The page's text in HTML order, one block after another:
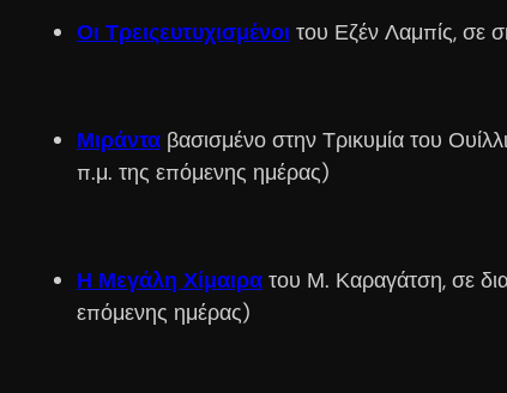
Οι Τρειςευτυχισμένοι του Εζέν Λαμπίς, σε
Μιράντα βασισμένο στην Τρικυμία του
π.μ. της επόμενης ημέρας)
Η Μεγάλη Χίμαιρα του Μ. Καραγάτση, σε
επόμενης ημέρας)